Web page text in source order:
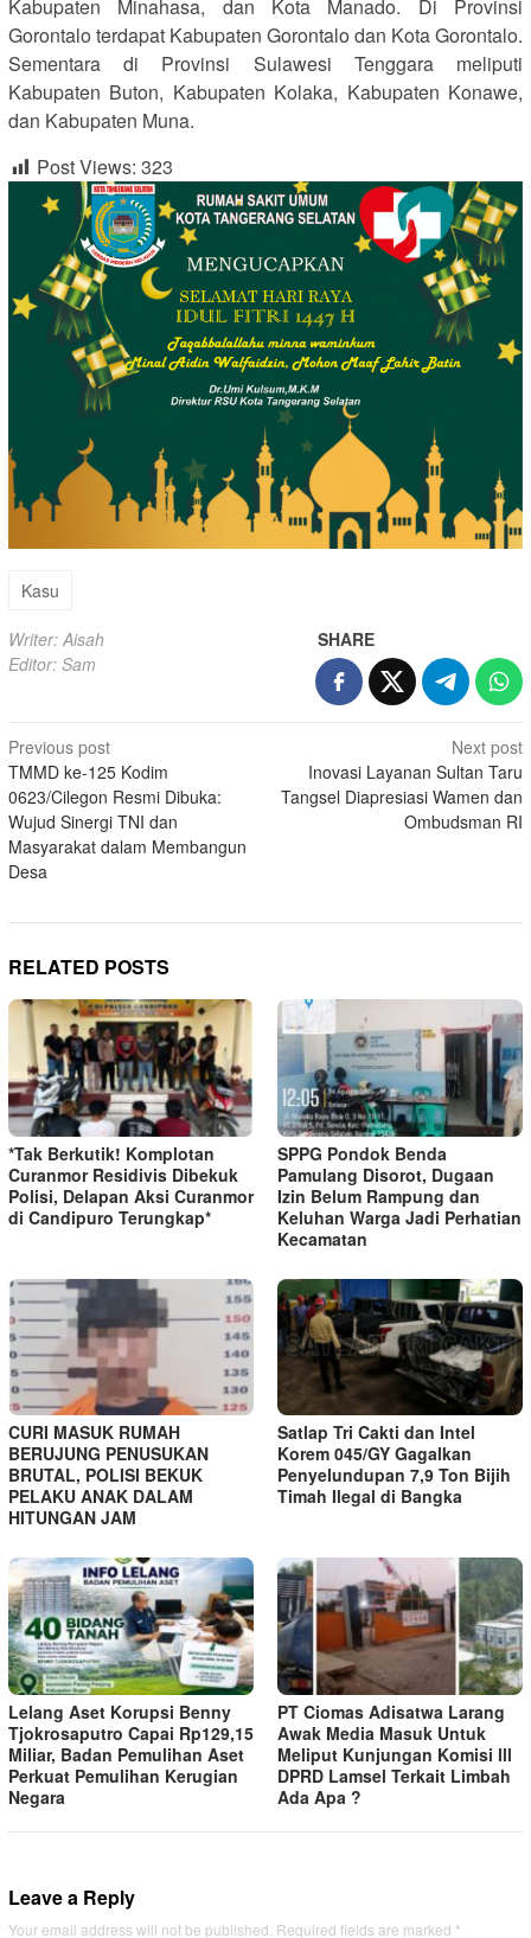
Kabupaten Minahasa, dan Kota Manado. Di Provinsi
Gorontalo terdapat Kabupaten Gorontalo dan Kota Gorontalo.
Sementara di Provinsi Sulawesi Tenggara meliputi
Kabupaten Buton, Kabupaten Kolaka, Kabupaten Konawe,
dan Kabupaten Muna.
Post Views: 323
Kasu
Writer: Aisah
Editor: Sam
SHARE
Post
navigation
Previous post
TMMD ke-125 Kodim
0623/Cilegon Resmi Dibuka:
Wujud Sinergi TNI dan
Masyarakat dalam Membangun
Desa
Next post
Inovasi Layanan Sultan Taru
Tangsel Diapresiasi Wamen dan
Ombudsman RI
RELATED POSTS
*Tak Berkutik! Komplotan
Curanmor Residivis Dibekuk
Polisi, Delapan Aksi Curanmor
di Candipuro Terungkap*
SPPG Pondok Benda
Pamulang Disorot, Dugaan
Izin Belum Rampung dan
Keluhan Warga Jadi Perhatian
Kecamatan
CURI MASUK RUMAH
BERUJUNG PENUSUKAN
BRUTAL, POLISI BEKUK
PELAKU ANAK DALAM
HITUNGAN JAM
Satlap Tri Cakti dan Intel
Korem 045/GY Gagalkan
Penyelundupan 7,9 Ton Bijih
Timah Ilegal di Bangka
Lelang Aset Korupsi Benny
Tjokrosaputro Capai Rp129,15
Miliar, Badan Pemulihan Aset
Perkuat Pemulihan Kerugian
Negara
PT Ciomas Adisatwa Larang
Awak Media Masuk Untuk
Meliput Kunjungan Komisi lll
DPRD Lamsel Terkait Limbah
Ada Apa ?
Leave a Reply
Your email address will not be published. Required fields are marked *